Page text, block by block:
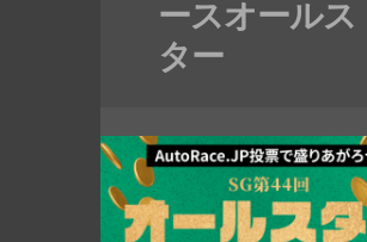
ースオールス
ター